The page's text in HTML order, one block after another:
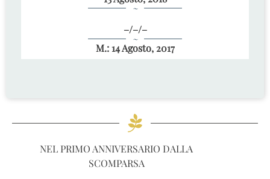
~
–/–/–
~
M.: 14 Agosto, 2017
NEL PRIMO ANNIVERSARIO DALLA
SCOMPARSA